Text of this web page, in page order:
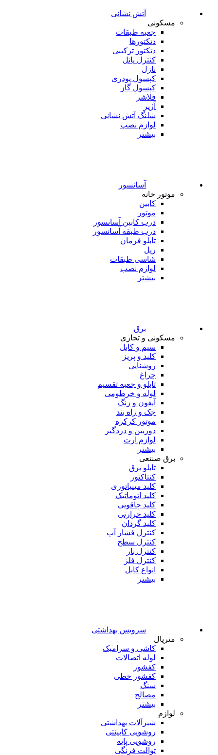
آتش نشانی
مسکونی
جعبه طبقات
دتکتورها
دتکتور ترکیبی
کنترل پانل
نازل
کپسول پودری
کپسول گاز
فلاشر
آژیر
شلنگ آتش نشانی
لوازم نصب
بیشتر
آسانسور
موتور خانه
کابین
موتور
درب کابین آسانسور
درب طبقه آسانسور
تابلو فرمان
ریل
شاسی طبقات
لوازم نصب
بیشتر
برق
مسکونی و تجاری
سیم و کابل
کلید و پریز
روشنایی
چراغ
تابلو و جعبه تقسیم
لوله و خرطومی
آیفون و زنگ
جک و راه بند
موتور کرکره
دوربین و دزدگیر
لوازم ارت
بیشتر
برق صنتعی
تابلو برق
کنتاکتور
کلید مینیاتوری
کلید اتوماتیک
کلید چاقویی
کلید حرارتی
کلید گردان
کنترل فشار آب
کنترل سطح
کنترل بار
کنترل فلز
انواع کابل
بیشتر
سرویس بهداشتی
متریال
کاشی و سرامیک
لوله اتصالات
کفشور
کفشور خطی
سنگ
مصالح
بیشتر
لوازم
شیرآلات بهداشتی
روشویی کابینتی
روشویی پایه
توالت فرنگی